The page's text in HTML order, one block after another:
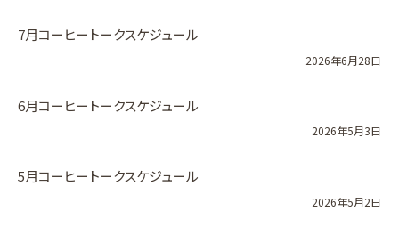
7月コーヒートークスケジュール
2026年6月28日
6月コーヒートークスケジュール
2026年5月3日
5月コーヒートークスケジュール
2026年5月2日